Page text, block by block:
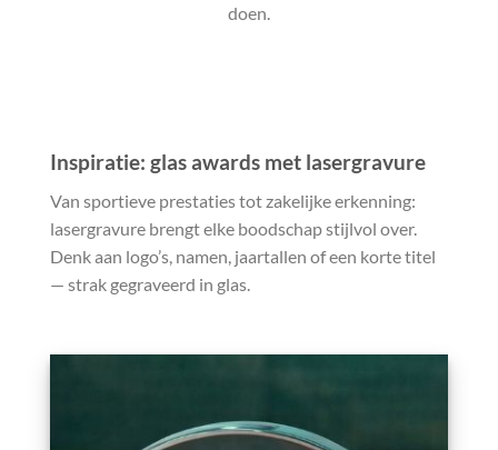
doen.
Inspiratie: glas awards met lasergravure
Van sportieve prestaties tot zakelijke erkenning:
lasergravure brengt elke boodschap stijlvol over.
Denk aan logo’s, namen, jaartallen of een korte titel
— strak gegraveerd in glas.